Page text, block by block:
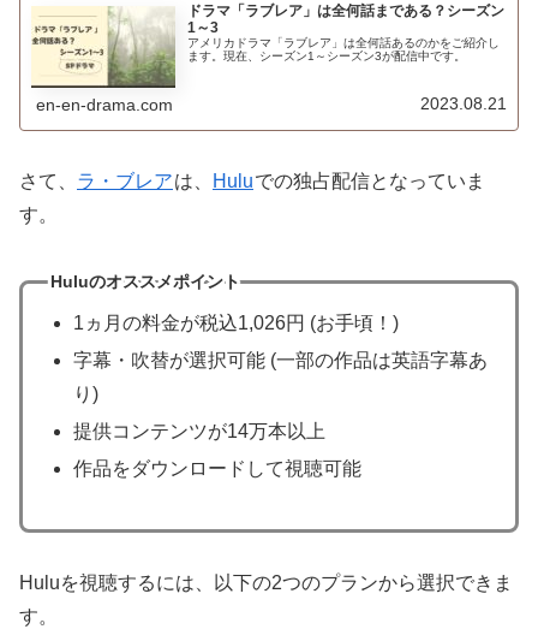
ドラマ「ラブレア」は全何話まである？シーズン
1～3
アメリカドラマ「ラブレア」は全何話あるのかをご紹介し
ます。現在、シーズン1～シーズン3が配信中です。
en-en-drama.com 2023.08.21
さて、 ラ・ブレアは、 Huluでの独占配信となっていま
す。
Huluのオススメポイント
1ヵ月の料金が税込1,026円 (お手頃！)
字幕・吹替が選択可能 (一部の作品は英語字幕あ
り)
提供コンテンツが14万本以上
作品をダウンロードして視聴可能
Huluを視聴するには、以下の2つのプランから選択できま
す。